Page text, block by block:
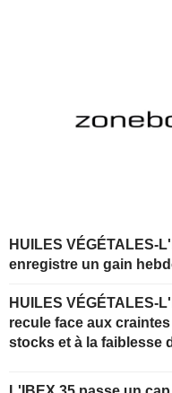
HUILES VÉGÉTALES-
enregistre un gain
HUILES VÉGÉTALES-
recule face aux
stocks et à la faiblesse